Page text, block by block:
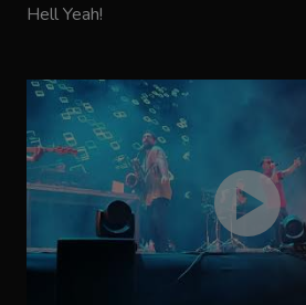
Hell Yeah!